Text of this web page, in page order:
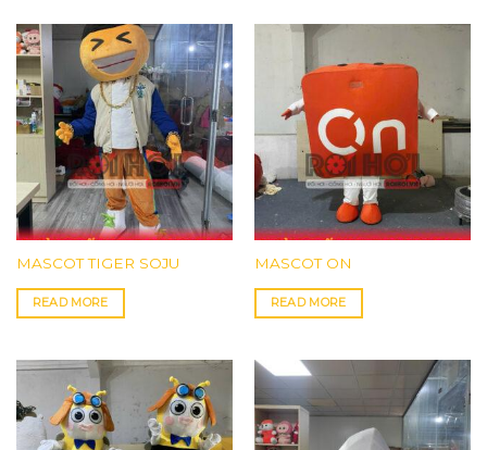
MASCOT TIGER SOJU
READ MORE
MASCOT ON
READ MORE